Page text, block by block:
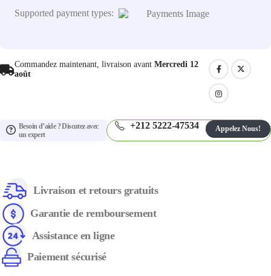
Supported payment types:
Commandez maintenant, livraison avant Mercredi 12
août
Besoin d’aide ? Discutez avec
un expert
+212 5222-47534 Appelez Nous!
Livraison et retours gratuits
Garantie de remboursement
Assistance en ligne
Paiement sécurisé